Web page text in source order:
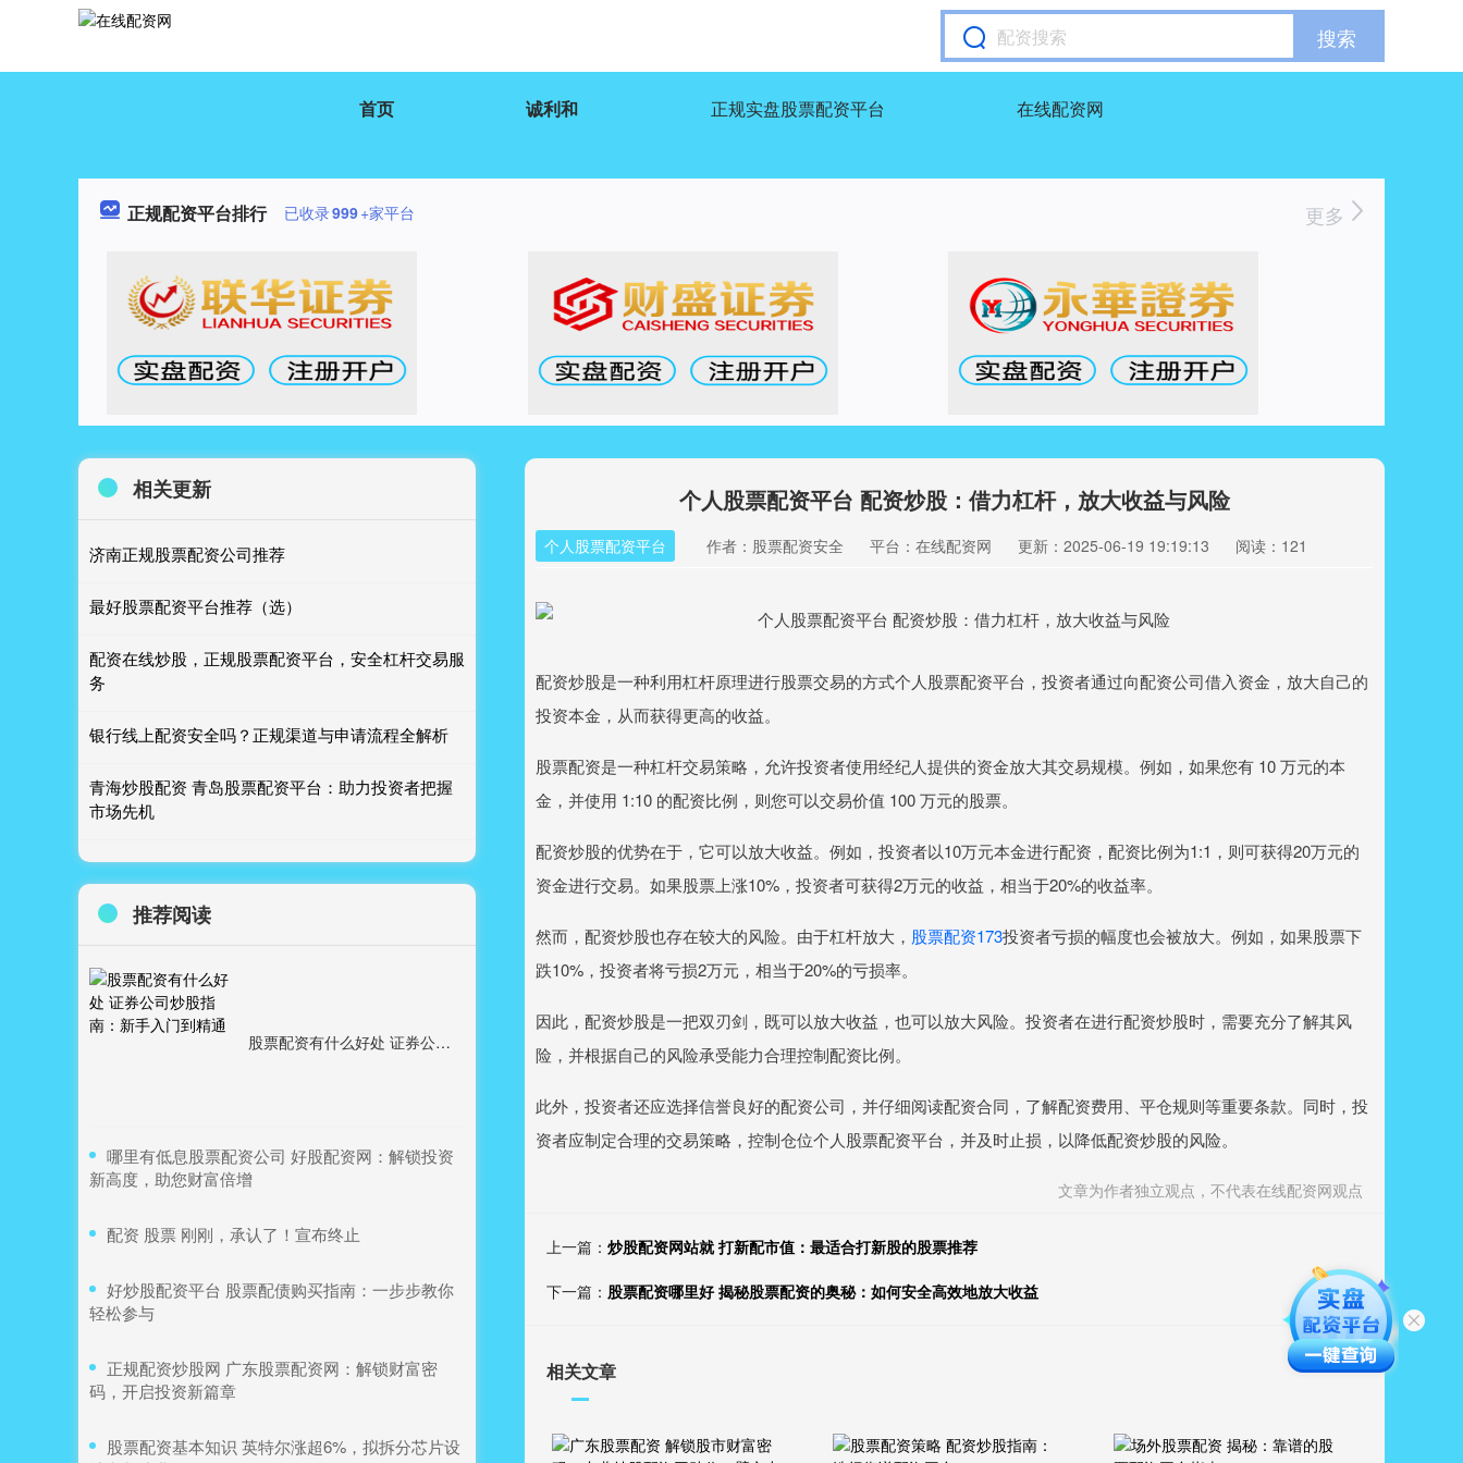
搜索
首页 诚利和 正规实盘股票配资平台 在线配资网
正规配资平台排行 已收录999+家平台 更多
个人股票配资平台 配资炒股：借力杠杆，放大收益与风险
个人股票配资平台 作者：股票配资安全 平台：在线配资网 更新：2025-06-19 19:19:13 阅读：121
配资炒股是一种利用杠杆原理进行股票交易的方式个人股票配资平台，投资者通过向配资公司借入资金，放大自己的
投资本金，从而获得更高的收益。
股票配资是一种杠杆交易策略，允许投资者使用经纪人提供的资金放大其交易规模。例如，如果您有 10 万元的本
金，并使用 1:10 的配资比例，则您可以交易价值 100 万元的股票。
配资炒股的优势在于，它可以放大收益。例如，投资者以10万元本金进行配资，配资比例为1:1，则可获得20万元的
资金进行交易。如果股票上涨10%，投资者可获得2万元的收益，相当于20%的收益率。
然而，配资炒股也存在较大的风险。由于杠杆放大， 股票配资173投资者亏损的幅度也会被放大。例如，如果股票下
跌10%，投资者将亏损2万元，相当于20%的亏损率。
因此，配资炒股是一把双刃剑，既可以放大收益，也可以放大风险。投资者在进行配资炒股时，需要充分了解其风
险，并根据自己的风险承受能力合理控制配资比例。
此外，投资者还应选择信誉良好的配资公司，并仔细阅读配资合同，了解配资费用、平仓规则等重要条款。同时，投
资者应制定合理的交易策略，控制仓位个人股票配资平台，并及时止损，以降低配资炒股的风险。
文章为作者独立观点，不代表在线配资网观点
上一篇： 炒股配资网站就 打新配市值：最适合打新股的股票推荐
下一篇： 股票配资哪里好 揭秘股票配资的奥秘：如何安全高效地放大收益
相关文章
相关更新
济南正规股票配资公司推荐
最好股票配资平台推荐（选）
配资在线炒股，正规股票配资平台，安全杠杆交易服
务
银行线上配资安全吗？正规渠道与申请流程全解析
青海炒股配资 青岛股票配资平台：助力投资者把握
市场先机
推荐阅读
股票配资有什么好处 证券公司炒股指南：新手入门到精通
​哪里有低息股票配资公司 好股配资网：解锁投资
新高度，助您财富倍增
​配资 股票 刚刚，承认了！宣布终止
​好炒股配资平台 股票配债购买指南：一步步教你
轻松参与
​正规配资炒股网 广东股票配资网：解锁财富密
码，开启投资新篇章
​股票配资基本知识 英特尔涨超6%，拟拆分芯片设